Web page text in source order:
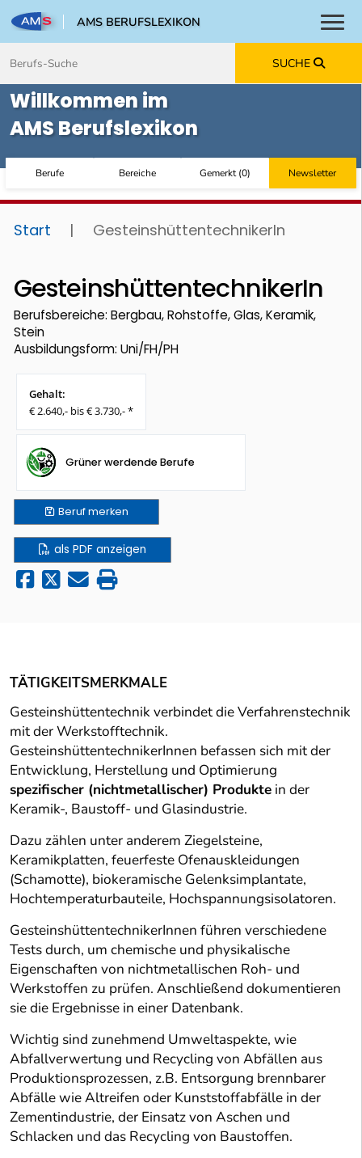
AMS BERUFSLEXIKON
SUCHE
Willkommen im
AMS Berufslexikon
Berufe Bereiche Gemerkt(0) Newsletter
Start | GesteinshüttentechnikerIn
GesteinshüttentechnikerIn
Berufsbereiche: Bergbau, Rohstoffe, Glas, Keramik,
Stein
Ausbildungsform: Uni/FH/PH
Gehalt:
€ 2.640,- bis € 3.730,- *
Grüner werdende Berufe
Berufmerken
als PDF anzeigen
TÄTIGKEITSMERKMALE
Gesteinshüttentechnik verbindet die Verfahrenstechnik
mit der Werkstofftechnik.
GesteinshüttentechnikerInnen befassen sich mit der
Entwicklung, Herstellung und Optimierung
spezifischer (nichtmetallischer) Produkte in der
Keramik-, Baustoff- und Glasindustrie.
Dazu zählen unter anderem Ziegelsteine,
Keramikplatten, feuerfeste Ofenauskleidungen
(Schamotte), biokeramische Gelenksimplantate,
Hochtemperaturbauteile, Hochspannungsisolatoren.
GesteinshüttentechnikerInnen führen verschiedene
Tests durch, um chemische und physikalische
Eigenschaften von nichtmetallischen Roh- und
Werkstoffen zu prüfen. Anschließend dokumentieren
sie die Ergebnisse in einer Datenbank.
Wichtig sind zunehmend Umweltaspekte, wie
Abfallverwertung und Recycling von Abfällen aus
Produktionsprozessen, z.B. Entsorgung brennbarer
Abfälle wie Altreifen oder Kunststoffabfälle in der
Zementindustrie, der Einsatz von Aschen und
Schlacken und das Recycling von Baustoffen.